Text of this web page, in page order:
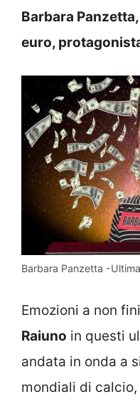
Barbara
euro,
Barbara Panzetta -
Emozioni a non
Raiuno in questi
andata in onda a
mondiali di